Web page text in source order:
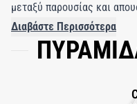
μεταξύ παρουσίας και
δημιουργία δεν επιδιώκει
υπερβολής. Αντίθετα,
άνοιγμα ξετυλίγεται με
Διαβάστε Περισσότερα